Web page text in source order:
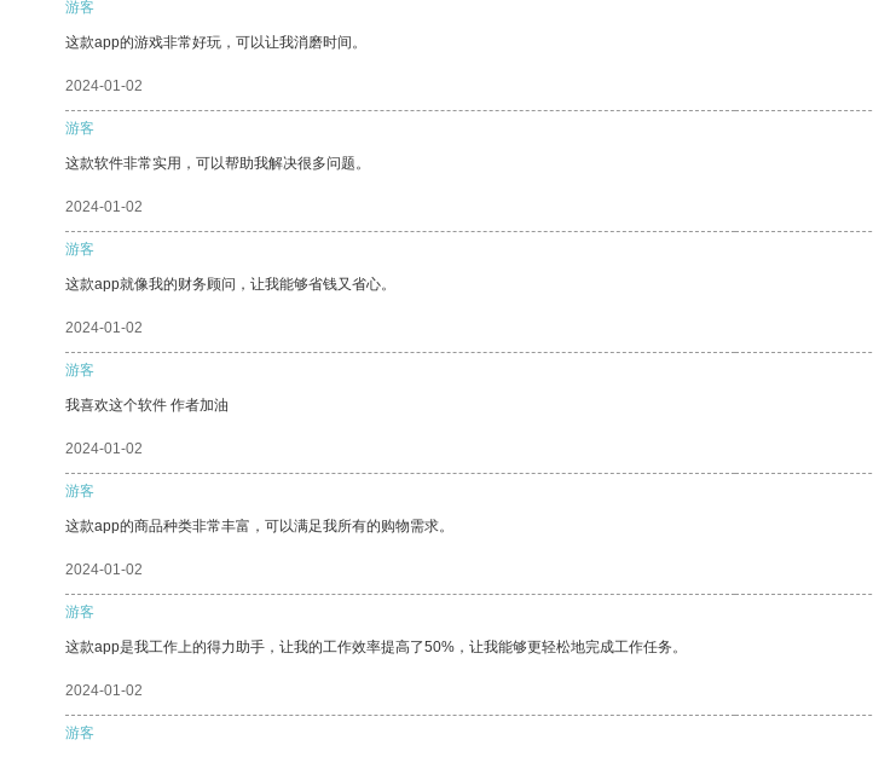
游客
这款app的游戏非常好玩，可以让我消磨时间。
2024-01-02
游客
这款软件非常实用，可以帮助我解决很多问题。
2024-01-02
游客
这款app就像我的财务顾问，让我能够省钱又省心。
2024-01-02
游客
我喜欢这个软件 作者加油
2024-01-02
游客
这款app的商品种类非常丰富，可以满足我所有的购物需求。
2024-01-02
游客
这款app是我工作上的得力助手，让我的工作效率提高了50%，让我能够更轻松地完成工作任务。
2024-01-02
游客